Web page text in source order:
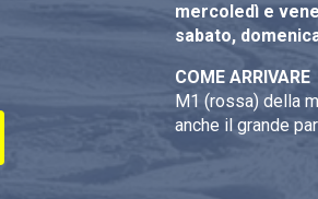
mercoledì e
sabato,
COME ARRIVARE
M1 (rossa) della
anche il grande